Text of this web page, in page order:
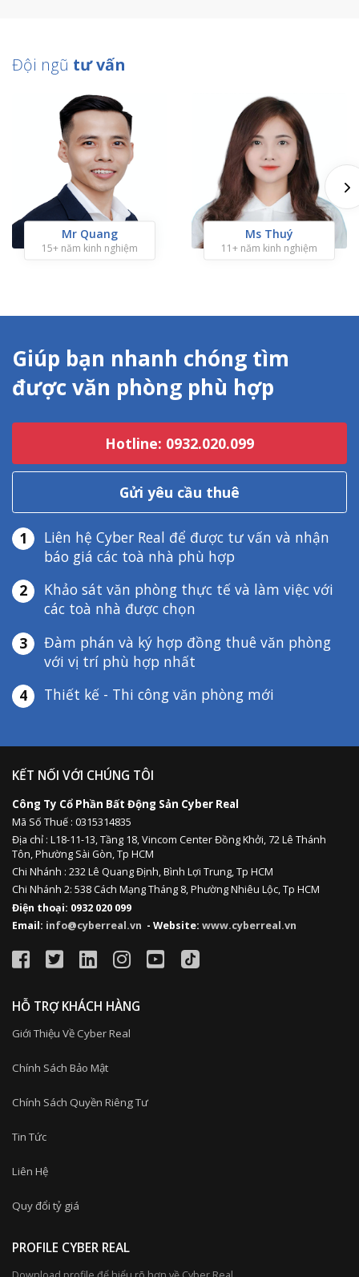
Đội ngũ tư vấn
Mr Quang
15+ năm kinh nghiệm
Ms Thuý
11+ năm kinh nghiệm
Giúp bạn nhanh chóng tìm
được văn phòng phù hợp
Hotline: 0932.020.099
Gửi yêu cầu thuê
1
Liên hệ Cyber Real để được tư vấn và nhận
báo giá các toà nhà phù hợp
2
Khảo sát văn phòng thực tế và làm việc với
các toà nhà được chọn
3
Đàm phán và ký hợp đồng thuê văn phòng
với vị trí phù hợp nhất
4
Thiết kế - Thi công văn phòng mới
KẾT NỐI VỚI CHÚNG TÔI
Công Ty Cổ Phần Bất Động Sản Cyber Real
Mã Số Thuế : 0315314835
Địa chỉ : L18-11-13,Tầng 18, Vincom Center Đồng Khởi, 72 Lê Thánh
Tôn, Phường Sài Gòn, Tp HCM
Chi Nhánh : 232 Lê Quang Định,Bình Lợi Trung,Tp HCM
Chi Nhánh 2: 538 Cách Mạng Tháng 8, Phường Nhiêu Lộc, Tp HCM
Điện thoại: 0932 020 099
Email: info@cyberreal.vn - Website: www.cyberreal.vn
HỖ TRỢ KHÁCH HÀNG
Giới Thiệu Về Cyber Real
Chính Sách Bảo Mật
Chính Sách Quyền Riêng Tư
Tin Tức
Liên Hệ
Quy đổi tỷ giá
PROFILE CYBER REAL